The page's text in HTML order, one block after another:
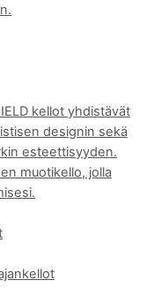
kellot yhdistävät
designin sekä
esteettisyyden.
muotikello, jolla